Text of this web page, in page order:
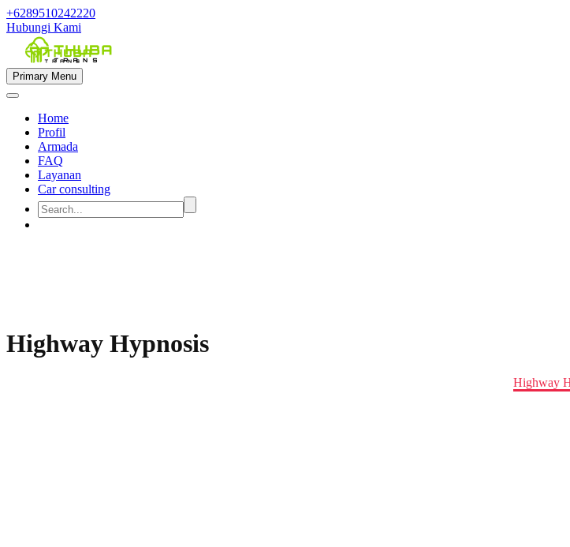
+6289510242220
Hubungi Kami
Primary Menu
Home
Profil
Armada
FAQ
Layanan
Car consulting
Highway Hypnosis
Highway